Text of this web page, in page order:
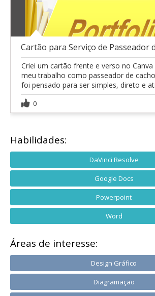
Criei um cartão frente e verso no Canva
meu trabalho como passeador de
foi pensado para ser simples, direto e
0
Habilidades:
DaVinci Resolve
Google Docs
Powerpoint
Word
Áreas de interesse:
Design Gráfico
Diagramação